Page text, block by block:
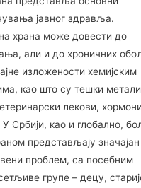
јавног здравља.
храна може довести до
али и до хроничних
изложености хемијским
као што су тешки
лекови,
Србији, као и глобално,
представљају значајан
проблем, са посебним
групе – децу,